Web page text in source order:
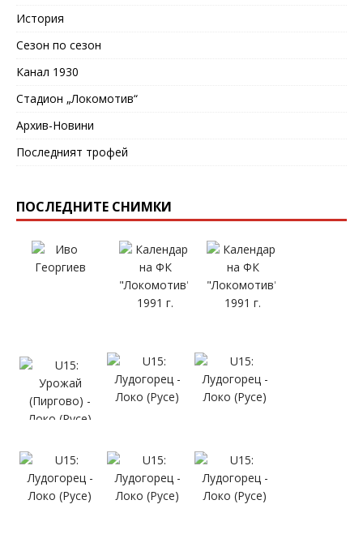
История
Сезон по сезон
Канал 1930
Стадион „Локомотив“
Архив-Новини
Последният трофей
ПОСЛЕДНИТЕ СНИМКИ